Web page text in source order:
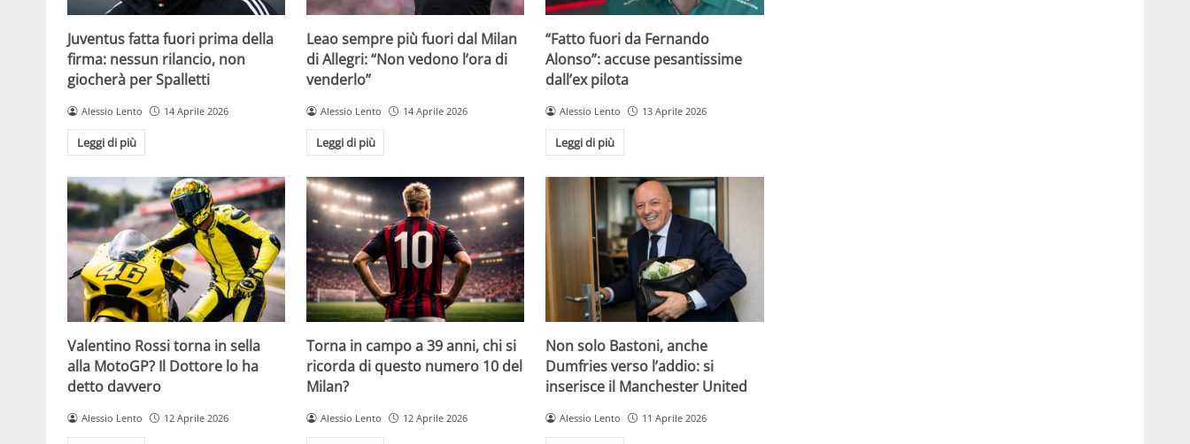
Juventus fatta fuori prima della
firma: nessun rilancio, non
giocherà per Spalletti
Alessio Lento 14 Aprile 2026
Leggi di più
Leao sempre più fuori dal Milan
di Allegri: “Non vedono l’ora di
venderlo”
Alessio Lento 14 Aprile 2026
Leggi di più
“Fatto fuori da Fernando
Alonso”: accuse pesantissime
dall’ex pilota
Alessio Lento 13 Aprile 2026
Leggi di più
Valentino Rossi torna in sella
alla MotoGP? Il Dottore lo ha
detto davvero
Alessio Lento 12 Aprile 2026
Torna in campo a 39 anni, chi si
ricorda di questo numero 10 del
Milan?
Alessio Lento 12 Aprile 2026
Non solo Bastoni, anche
Dumfries verso l’addio: si
inserisce il Manchester United
Alessio Lento 11 Aprile 2026